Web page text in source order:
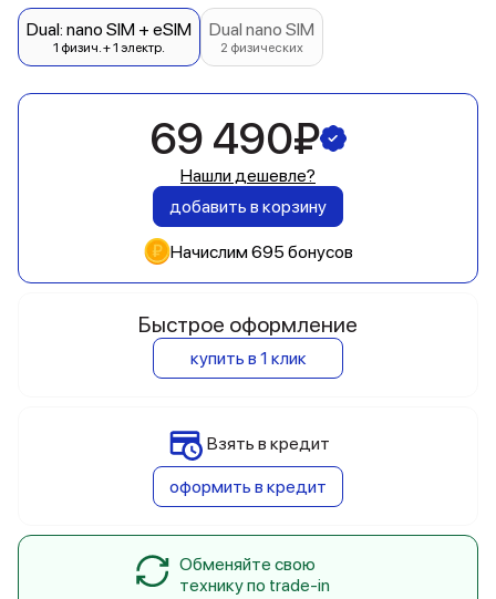
Dual: nano SIM + eSIM
1 физич. + 1 электр.
Dual nano SIM
2 физических
69 490₽
Нашли дешевле?
добавить в корзину
Начислим 695 бонусов
Быстрое оформление
купить в 1 клик
Взять в кредит
оформить в кредит
Обменяйте свою
технику по trade-in